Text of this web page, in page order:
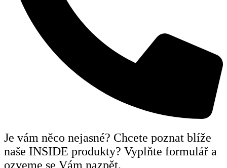
Je vám něco nejasné? Chcete poznat blíže
naše INSIDE produkty? Vyplňte formulář a
ozveme se Vám nazpět.